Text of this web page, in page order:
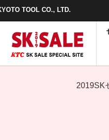
TOOL CO., LTD.
2019SK